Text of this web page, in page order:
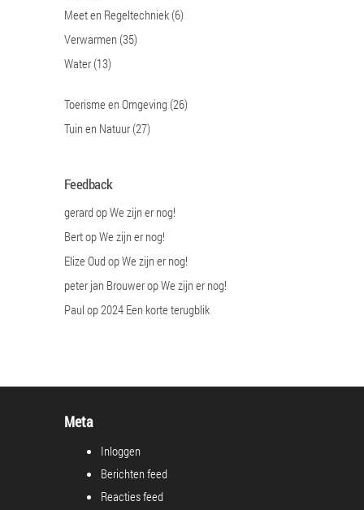
Meet en Regeltechniek (6)
Verwarmen (35)
Water (13)
Toerisme en Omgeving (26)
Tuin en Natuur (27)
Feedback
gerard opWe zijn er nog!
BertopWe zijn er nog!
Elize Oud opWe zijn er nog!
peter jan BrouweropWe zijn er nog!
Paul op2024 Een korte terugblik
Meta
Inloggen
Berichten feed
Reacties feed